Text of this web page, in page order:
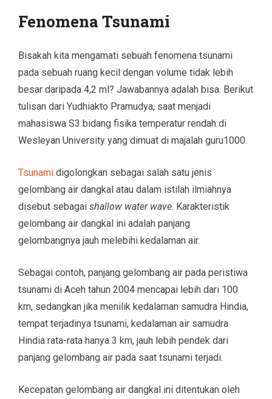
Fenomena Tsunami
Bisakah kita mengamati sebuah fenomena tsunami
pada sebuah ruang kecil dengan volume tidak lebih
besar daripada 4,2 ml? Jawabannya adalah bisa. Berikut
tulisan dari Yudhiakto Pramudya, saat menjadi
mahasiswa S3 bidang fisika temperatur rendah di
Wesleyan University yang dimuat di majalah guru1000.
Tsunami digolongkan sebagai salah satu jenis
gelombang air dangkal atau dalam istilah ilmiahnya
disebut sebagai shallow water wave. Karakteristik
gelombang air dangkal ini adalah panjang
gelombangnya jauh melebihi kedalaman air.
Sebagai contoh, panjang gelombang air pada peristiwa
tsunami di Aceh tahun 2004 mencapai lebih dari 100
km, sedangkan jika menilik kedalaman samudra Hindia,
tempat terjadinya tsunami, kedalaman air samudra
Hindia rata-rata hanya 3 km, jauh lebih pendek dari
panjang gelombang air pada saat tsunami terjadi.
Kecepatan gelombang air dangkal ini ditentukan oleh